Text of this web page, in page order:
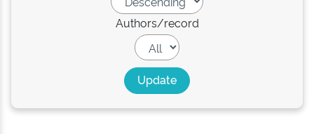
Authors/record